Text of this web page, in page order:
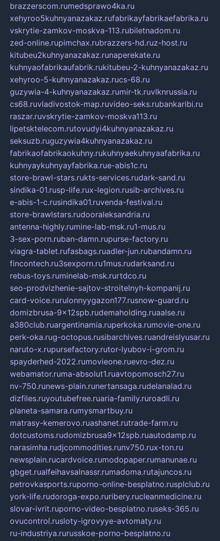
brazzerscom.rumedsprawo4ka.ru
xehyroo5kuhnyanazakaz.rufabrikayfabrikaefabrika.ru
vskrytie-zamkov-moskva-113.rubiletnadom.ru
zed-online.rupimchax.rubrazzers-hd.ruz-host.ru
kitubeu2kuhnyanazakaz.runaperekate.ru
kuhnyaofabrikaufabrik.rukitubeu-2-kuhnyanazakaz.ru
xehyroo-5-kuhnyanazakaz.rucs-68.ru
guzywia-4-kuhnyanazakaz.rumir-tk.ruvlknrussia.ru
cs68.ruvladivostok-map.ruvideo-seks.rubankaribi.ru
raszar.ruvskrytie-zamkov-moskva113.ru
lipetsktelecom.rutovudyi4kuhnyanazakaz.ru
seksuzb.ruguzywia4kuhnyanazakaz.ru
fabrikaofabrikaokuhny.rukuhnyaekuhnyaafabrika.ru
kuhnyaykuhnyayfabrika.rue-abis1c.ru
store-brawl-stars.rukts-services.rudark-sand.ru
sindika-01.rusp-life.rux-legion.rusib-archives.ru
e-abis-1-c.rusindika01.ruvenda-festival.ru
store-brawlstars.rudooraleksandria.ru
antenna-highly.rumine-lab-msk.ru1-mus.ru
3-sex-porn.ruban-damn.rupurse-factory.ru
viagra-tablet.rufasbags.ruadler-jun.rubandamn.ru
fincontech.ru3sexporn.ru1mus.rudarksand.ru
rebus-toys.ruminelab-msk.rurtdco.ru
seo-prodvizhenie-sajtov-stroitelnyh-kompanij.ru
card-voice.rurulonnyygazon177.rusnow-guard.ru
domizbrusa-9x12spb.rudemaholding.ruaalse.ru
a380club.ruargentinamia.ruperkoka.rumovie-one.ru
perk-oka.rug-octopus.rusibarchives.ruandreislyusar.ru
naruto-x.rupursefactory.rutor-lyubov-i-grom.ru
spayderhed-2022.rumovieone.ruevro-dez.ru
webamator.ruma-absolut1.ruavtopomosch27.ru
nv-750.runews-plain.runertansaga.rudelanalad.ru
dizfiles.ruyoutubefree.ruaria-family.ruroadli.ru
planeta-samara.rumysmartbuy.ru
matrasy-kemerovo.ruashanet.rutrade-farm.ru
dotcustoms.rudomizbrusa9x12spb.ruautodamp.ru
narasimha.rudjcommodities.runv750.rux-ton.ru
newsplain.rucardvoice.rumodopaper.rumanunae.ru
gbget.rualfeihavsalnassr.rumadoma.rutajuncos.ru
petrovkasports.ruporno-online-besplatno.rusplclub.ru
york-life.rudoroga-expo.ruribery.rucleanmedicine.ru
slovar-ivrit.ruporno-video-besplatno.ruseks-365.ru
ovucontrol.rusloty-igrovyye-avtomaty.ru
ru-industriya.rurusskoe-porno-besplatno.ru